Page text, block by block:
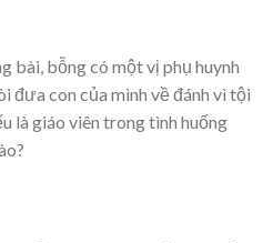
bài, bỗng có một vị phụ huynh
đưa con của mình về đánh vì tội
là giáo viên trong tình huống